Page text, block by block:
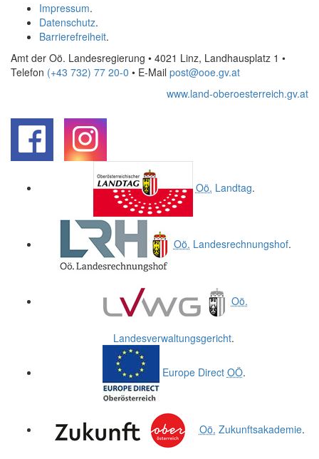
Impressum.
Datenschutz.
Barrierefreiheit.
Amt der Oö. Landesregierung • 4021 Linz, Landhausplatz 1 •
Telefon (+43 732) 77 20-0 • E-Mail post@ooe.gv.at
www.land-oberoesterreich.gv.at
Oö. Landtag.
Oö. Landesrechnungshof.
Oö.
Landesverwaltungsgericht.
Europe Direct OÖ.
Oö. Zukunftsakademie.